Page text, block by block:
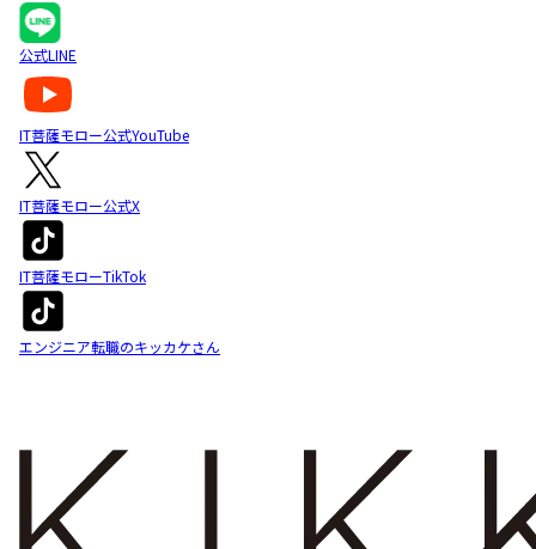
公式LINE
IT菩薩モロー公式YouTube
IT菩薩モロー公式X
IT菩薩モローTikTok
エンジニア転職のキッカケさん